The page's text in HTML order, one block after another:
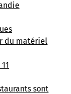
du matériel
sont